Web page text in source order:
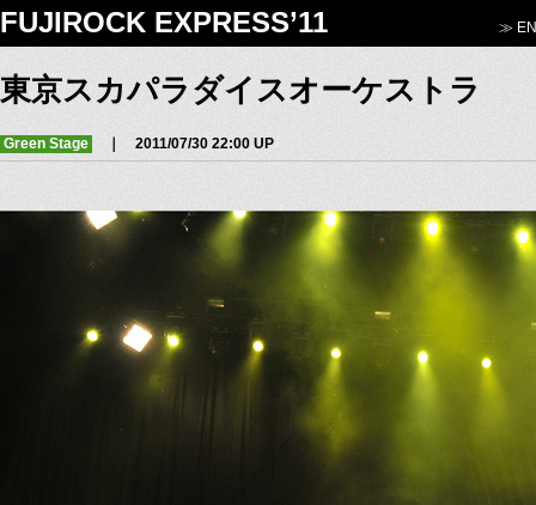
FUJIROCK EXPRESS’11 ≫
東京スカパラダイスオーケストラ
Green Stage ｜ 2011/07/30 22:00 UP